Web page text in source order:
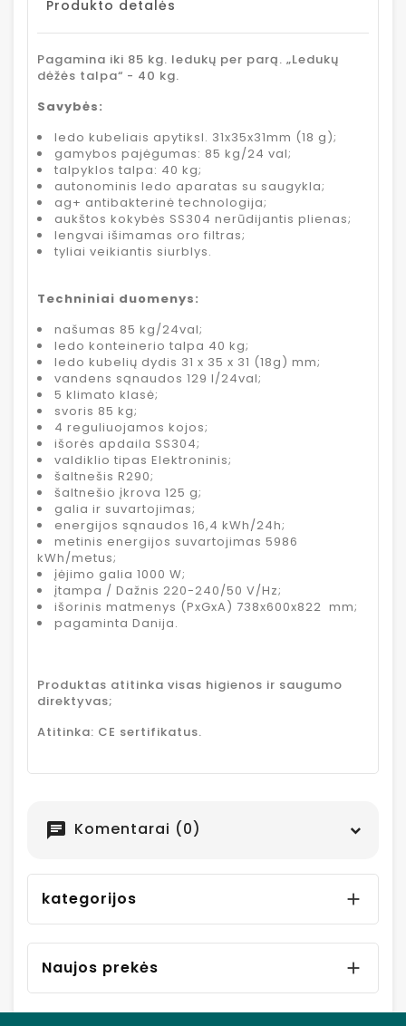
Produkto detalės
Pagamina iki 85 kg. ledukų per parą. „Ledukų
dėžės talpa“ - 40 kg.
Savybės:
ledo kubeliais apytiksl. 31x35x31mm (18 g);
gamybos pajėgumas: 85 kg/24 val;
talpyklos talpa: 40 kg;
autonominis ledo aparatas su saugykla;
ag+ antibakterinė technologija;
aukštos kokybės SS304 nerūdijantis plienas;
lengvai išimamas oro filtras;
tyliai veikiantis siurblys.
Techniniai duomenys:
našumas 85 kg/24val;
ledo konteinerio talpa 40 kg;
ledo kubelių dydis 31 x 35 x 31 (18g) mm;
vandens sąnaudos 129 l/24val;
5 klimato klasė;
svoris 85 kg;
4 reguliuojamos kojos;
išorės apdaila SS304;
valdiklio tipas Elektroninis;
šaltnešis R290;
šaltnešio įkrova 125 g;
galia ir suvartojimas;
energijos sąnaudos 16,4 kWh/24h;
metinis energijos suvartojimas 5986
kWh/metus;
įėjimo galia 1000 W;
įtampa / Dažnis 220-240/50 V/Hz;
išorinis matmenys (PxGxA) 738x600x822 mm;
pagaminta Danija.
Produktas atitinka visas higienos ir saugumo
direktyvas;
Atitinka: CE sertifikatus.
chat Komentarai (0)
kategorijos 
Naujos prekės 